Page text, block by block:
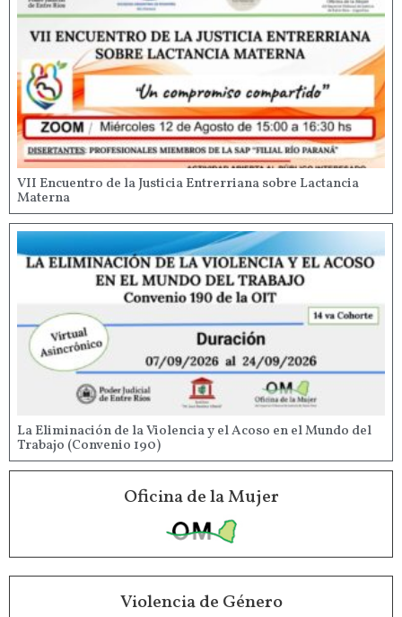
VII Encuentro de la Justicia Entrerriana sobre Lactancia
Materna
La Eliminación de la Violencia y el Acoso en el Mundo del
Trabajo (Convenio 190)
Oficina de la Mujer
Violencia de Género